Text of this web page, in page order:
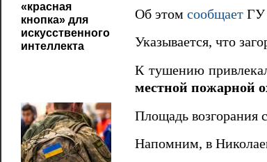
«красная
кнопка» для
искусственного
интеллекта
Об этом сообщает ГУ
Указывается, что
К тушению
местной пожарной
Площадь возгорания
Напомним, в